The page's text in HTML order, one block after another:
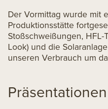
Der Vormittag wurde mit
Produktionsstätte
Stoßschweißungen,
Look) und die
unseren Verbrauch um